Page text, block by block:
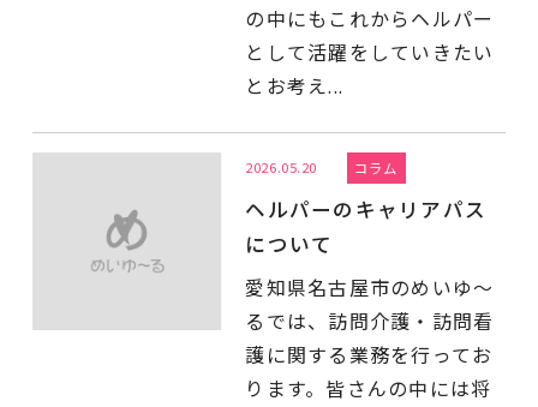
の中にもこれからヘルパー
として活躍をしていきたい
とお考え...
2026.05.20 コラム
ヘルパーのキャリアパス
について
愛知県名古屋市のめいゆ～
るでは、訪問介護・訪問看
護に関する業務を行ってお
ります。皆さんの中には将